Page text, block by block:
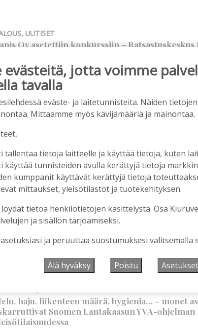
, UUTISET
Oy asetettiin konkurssiin – Ratsastuskeskus
Tilaajille
Laatikainen
7.3.2023
,TALOUS
hyväksyi ensi vuoden
600 000 euroa, ensi vuonna maksetaan
Tilaajille
Laatikainen
15.12.2022 21:00
, UUTISET
Kiuruveden 100-vuotisjuhlavuosi lopuillaan
etenkin onnistuneet tapahtumat
Tilaajille
haju, liikenteen määrä, hygienia… – monet
Suomen Lantakaasun YVA-ohjelman
evästeitä, jotta voimme
tavalla
eväste- ja laitetunnisteita. Näiden
Mittaamme myös kävijämääriä ja mainontaa.
tallentaa tietoja laitteelle ja käyttää tietoja, kuten
käyttää tunnisteiden avulla kerättyjä tietoja
kumppanit käyttävät kerättyjä tietoja
mittaukset, yleisötilastot ja tuotekehityksen.
tietoa henkilötietojen käsittelystä. Osa
ja sisällön tarjoamiseksi.
ja peruuttaa suostumuksesi valitsemalla
Älä hyväksy Poistu Asetukset